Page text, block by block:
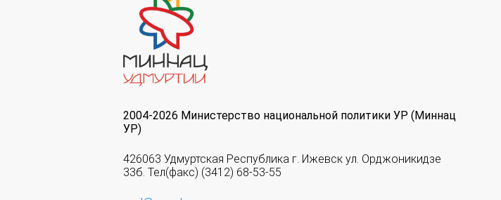
2004-2026 Министерство национальной политики УР (Миннац
УР)
426063 Удмуртская Республика г. Ижевск ул. Орджоникидзе
33б. Тел(факс) (3412) 68-53-55